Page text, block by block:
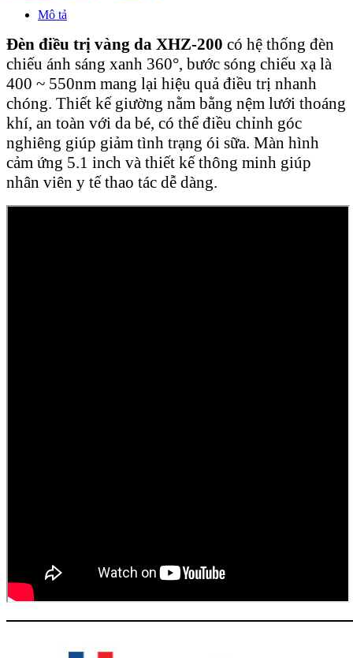
Mô tả
Đèn điều trị vàng da XHZ-200 có hệ thống đèn
chiếu ánh sáng xanh 360°, bước sóng chiếu xạ là
400 ~ 550nm mang lại hiệu quả điều trị nhanh
chóng. Thiết kế giường nằm bằng nệm lưới thoáng
khí, an toàn với da bé, có thể điều chỉnh góc
nghiêng giúp giảm tình trạng ói sữa. Màn hình
cảm ứng 5.1 inch và thiết kế thông minh giúp
nhân viên y tế thao tác dễ dàng.